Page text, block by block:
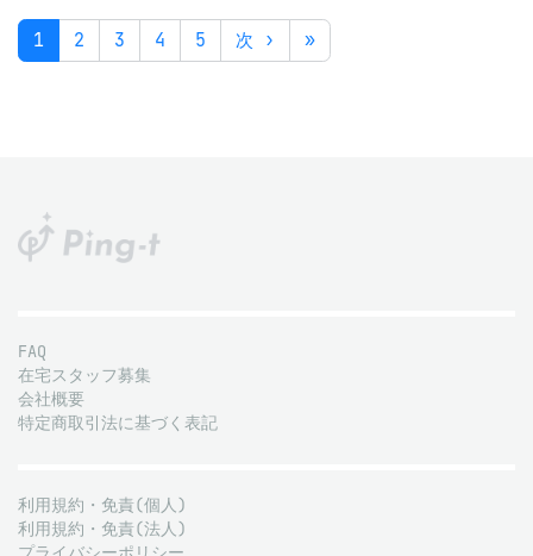
1 2 3 4 5 次 › »
FAQ
在宅スタッフ募集
会社概要
特定商取引法に基づく表記
利用規約・免責(個人)
利用規約・免責(法人)